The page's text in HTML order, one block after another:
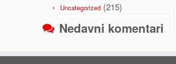
Uncategorized (215)
Nedavni komentari